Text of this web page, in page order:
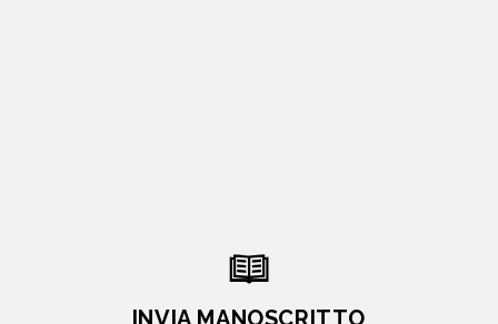
INVIA MANOSCRITTO